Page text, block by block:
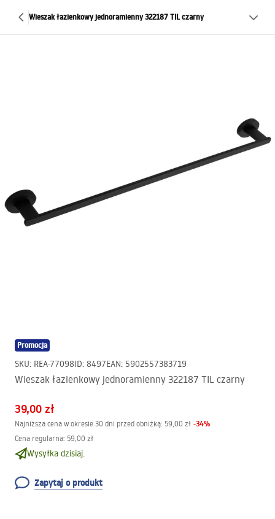
Wieszak łazienkowy jednoramienny 322187 TIL czarny
Promocja
SKU: REA-77098ID: 8497EAN: 5902557383719
Wieszak łazienkowy jednoramienny 322187 TIL czarny
39,00 zł
Najniższa cena w okresie 30 dni przed obniżką: 59,00 zł -34%
Cena regularna: 59,00 zł
Wysyłka dzisiaj.
Zapytaj o produkt